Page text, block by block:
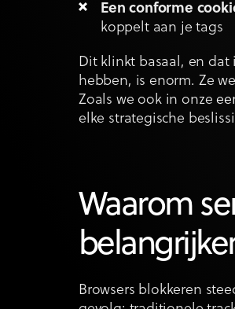
Een conforme
koppelt aan je tags
Dit klinkt basaal, en
hebben, is enorm. Ze
Zoals we ook in onze
elke strategische
Waarom
Browsers blokkeren